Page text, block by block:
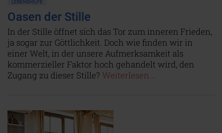
LEBENSHILFE
Oasen der Stille
In der Stille öffnet sich das Tor zum inneren Frieden,
ja sogar zur Göttlichkeit. Doch wie finden wir in
einer Welt, in der unsere Aufmerksamkeit als
kommerzieller Faktor hoch gehandelt wird, den
Zugang zu dieser Stille? Weiterlesen...